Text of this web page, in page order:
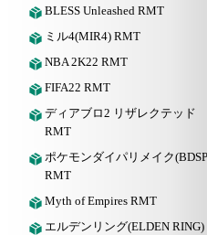
BLESS Unleashed RMT
ミル4(MIR4) RMT
NBA 2K22 RMT
FIFA22 RMT
ディアブロ2 リザレクテッド
RMT
ポケモンダイパリメイク
RMT
Myth of Empires RMT
エルデンリング(ELDEN RING)